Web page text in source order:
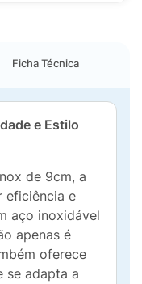
Ficha Técnica
e Estilo
de 9cm, a
eficiência e
aço inoxidável
apenas é
oferece
se adapta a